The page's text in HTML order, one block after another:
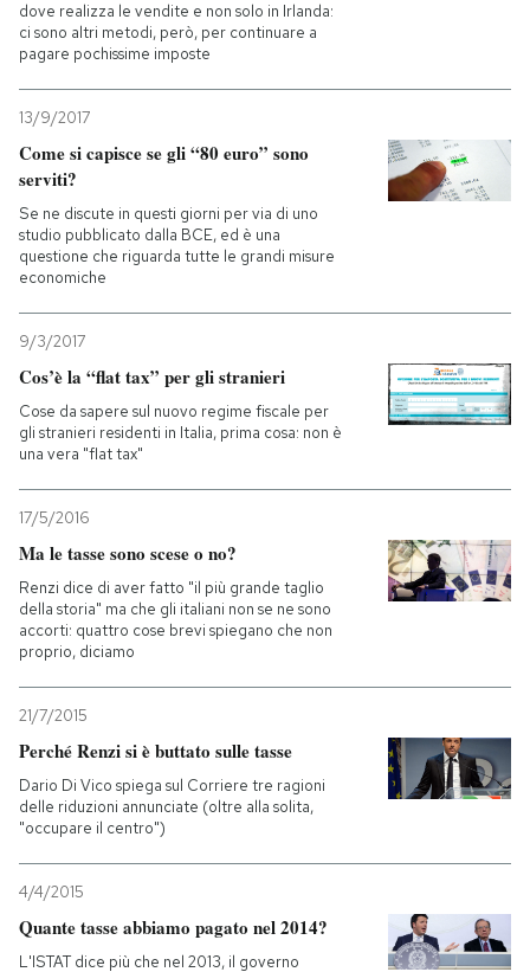
dove realizza le vendite e non solo in Irlanda:
ci sono altri metodi, però, per continuare a
pagare pochissime imposte
13/9/2017
Come si capisce se gli “80 euro” sono
serviti?
Se ne discute in questi giorni per via di uno
studio pubblicato dalla BCE, ed è una
questione che riguarda tutte le grandi misure
economiche
9/3/2017
Cos’è la “flat tax” per gli stranieri
Cose da sapere sul nuovo regime fiscale per
gli stranieri residenti in Italia, prima cosa: non è
una vera "flat tax"
17/5/2016
Ma le tasse sono scese o no?
Renzi dice di aver fatto "il più grande taglio
della storia" ma che gli italiani non se ne sono
accorti: quattro cose brevi spiegano che non
proprio, diciamo
21/7/2015
Perché Renzi si è buttato sulle tasse
Dario Di Vico spiega sul Corriere tre ragioni
delle riduzioni annunciate (oltre alla solita,
"occupare il centro")
4/4/2015
Quante tasse abbiamo pagato nel 2014?
L'ISTAT dice più che nel 2013, il governo